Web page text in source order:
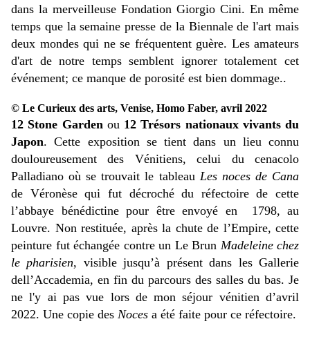
dans la merveilleuse Fondation Giorgio Cini. En même
temps que la semaine presse de la Biennale de l'art mais
deux mondes qui ne se fréquentent guère. Les amateurs
d'art de notre temps semblent ignorer totalement cet
événement; ce manque de porosité est bien dommage..
© Le Curieux des arts, Venise, Homo Faber, avril 2022
12 Stone Garden ou12 Trésors nationaux vivants du
Japon. Cette exposition se tient dans un lieu connu
douloureusement des Vénitiens, celui du cenacolo
Palladiano où se trouvait le tableau Les noces de Cana
de Véronèse qui fut décroché du réfectoire de cette
l’abbaye bénédictine pour être envoyé en 1798, au
Louvre. Non restituée, après la chute de l’Empire, cette
peinture fut échangée contre un Le Brun Madeleine chez
le pharisien, visible jusqu’à présent dans les Gallerie
dell’Accademia, en fin du parcours des salles du bas. Je
ne l'y ai pas vue lors de mon séjour vénitien d’avril
2022. Une copie des Noces a été faite pour ce réfectoire.